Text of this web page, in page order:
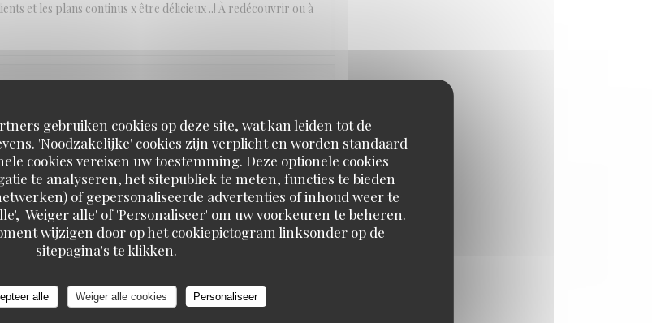
gebruiken cookies op deze site, wat kan leiden tot de
'Noodzakelijke' cookies zijn verplicht en worden standaard
cookies vereisen uw toestemming. Deze optionele cookies
te analyseren, het sitepubliek te meten, functies te bieden
of gepersonaliseerde advertenties of inhoud weer te
'Weiger alle' of 'Personaliseer' om uw voorkeuren te beheren.
wijzigen door op het cookiepictogram linksonder op de
sitepagina's te klikken.
alle Weiger alle cookies Personaliseer
et les plans continus x être délicieux ..! À redécouvrir ou à
/5 ATMOSFEER: 5/5 KEUKEN: 5/5 KWALITEIT / PRIJS: 5/5